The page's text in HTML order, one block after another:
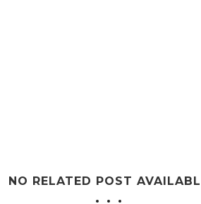
NO RELATED POST